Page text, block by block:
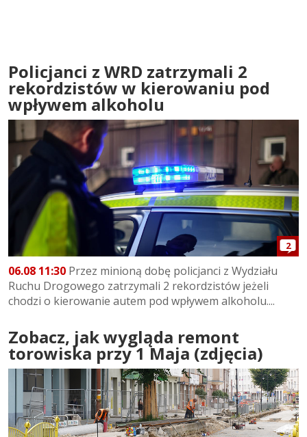
Policjanci z WRD zatrzymali 2
rekordzistów w kierowaniu pod
wpływem alkoholu
2
06.08 11:30 Przez minioną dobę policjanci z Wydziału
Ruchu Drogowego zatrzymali 2 rekordzistów jeżeli
chodzi o kierowanie autem pod wpływem alkoholu....
Zobacz, jak wygląda remont
torowiska przy 1 Maja (zdjęcia)